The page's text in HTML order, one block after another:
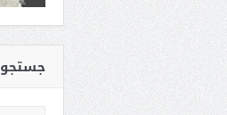
جستجو